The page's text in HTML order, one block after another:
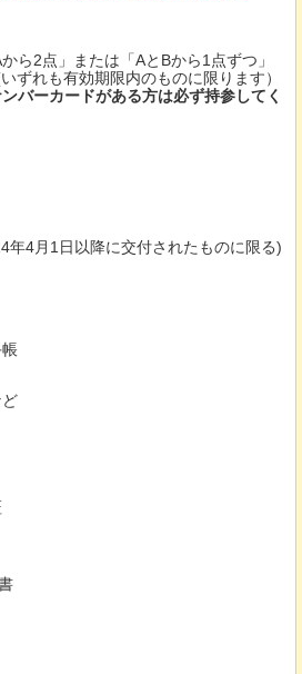
ら2点」または「AとBから1点ずつ」
ずれも有効期限内のものに限ります）
バーカードがある方は必ず持参してく
年4月1日以降に交付されたものに限る)